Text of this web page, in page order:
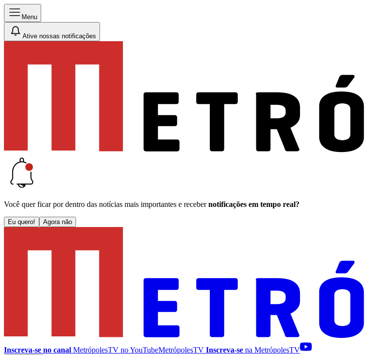
Menu
Ative nossas notificações
Você quer ficar por dentro das notícias mais importantes e receber notificações em tempo real?
Eu quero! Agora não
Inscreva-se no canal MetrópolesTV noYouTubeMetrópolesTV Inscreva-se na MetrópolesTV